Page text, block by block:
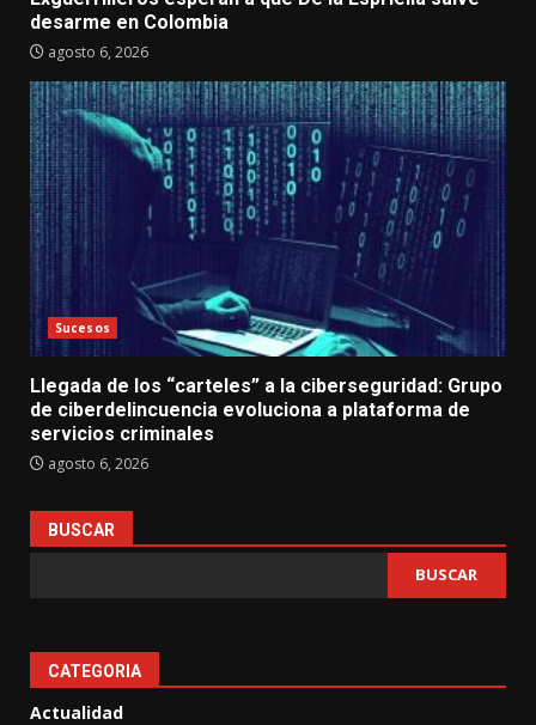
desarme en Colombia
agosto 6, 2026
Sucesos
Llegada de los “carteles” a la ciberseguridad: Grupo
de ciberdelincuencia evoluciona a plataforma de
servicios criminales
agosto 6, 2026
BUSCAR
BUSCAR
CATEGORIA
Actualidad